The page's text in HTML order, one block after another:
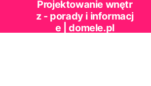
Projektowanie wnętr
z - porady i informacj
e | domele.pl